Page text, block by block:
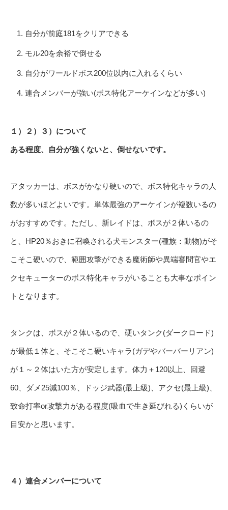
自分が前庭181をクリアできる
モル20を余裕で倒せる
自分がワールドボス200位以内に入れるくらい
連合メンバーが強い(ボス特化アーケインなどが多い)
１）２）３）について
ある程度、自分が強くないと、倒せないです。
アタッカーは、ボスがかなり硬いので、ボス特化キャラの人
数が多いほどよいです。単体最強のアーケインが複数いるの
がおすすめです。ただし、新レイドは、ボスが２体いるの
と、HP20％おきに召喚される犬モンスター(種族：動物)がそ
こそこ硬いので、範囲攻撃ができる魔術師や異端審問官やエ
クセキューターのボス特化キャラがいることも大事なポイン
トとなります。
タンクは、ボスが２体いるので、硬いタンク(ダークロード)
が最低１体と、そこそこ硬いキャラ(ガデやバーバーリアン)
が１～２体はいた方が安定します。体力＋120以上、回避
60、ダメ25減100％、ドッジ武器(最上級)、アクセ(最上級)、
致命打率or攻撃力がある程度(吸血で生き延びれる)くらいが
目安かと思います。
４）連合メンバーについて